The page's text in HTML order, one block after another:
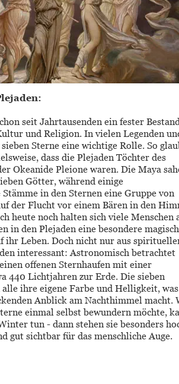
seit Jahrtausenden ein fester
und Religion. In vielen Legenden
Sterne eine wichtige Rolle. So
dass die Plejaden Töchter des
Okeanide Pleione waren. Die Maya
Götter, während einige
in den Sternen eine Gruppe von
der Flucht vor einem Bären in den
heute noch halten sich viele Menschen
in den Plejaden eine besondere
ihr Leben. Doch nicht nur aus
interessant: Astronomisch betrachtet
offenen Sternhaufen mit einer
440 Lichtjahren zur Erde. Die sieben
ihre eigene Farbe und Helligkeit,
Anblick am Nachthimmel macht.
einmal selbst bewundern möchte,
tun - dann stehen sie besonders
gut sichtbar für das menschliche Auge.